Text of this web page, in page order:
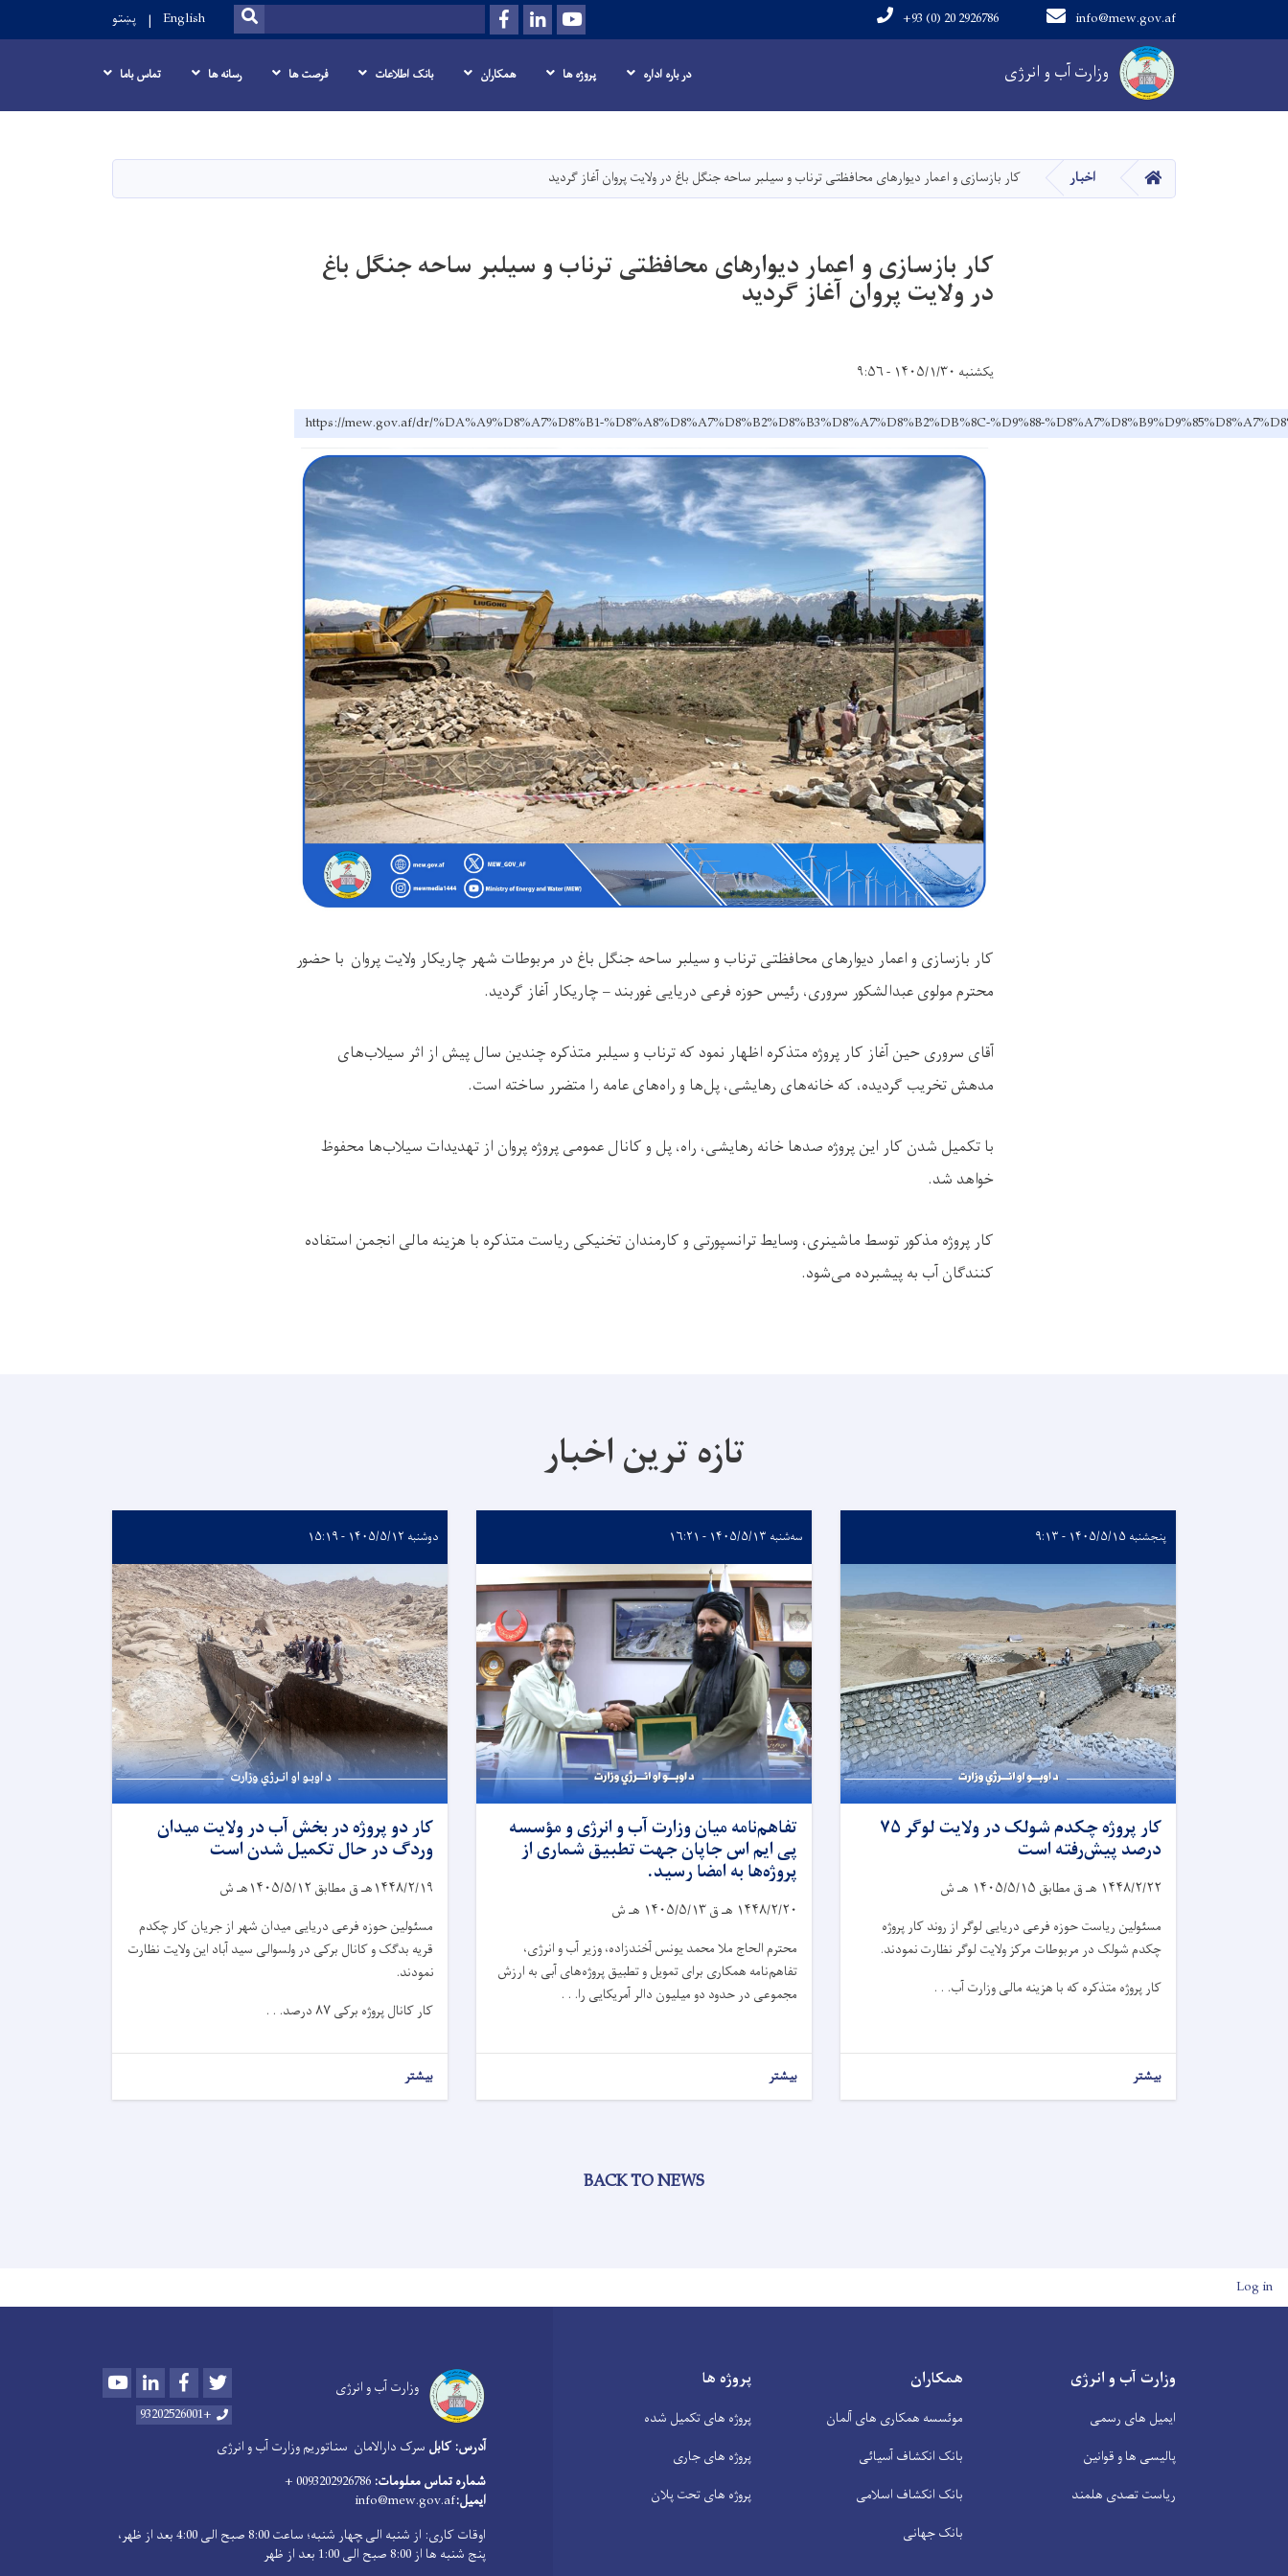
main
content
وزارت آب و انرژی
info@mew.gov.af
+93 (0) 20 2926786
Youtube
LinkedIn
Facebook
Search
SEARCH
English پښتو
Main navigation
در باره اداره پروژه ها همکاران بانک اطلاعات فرصت ها رسانه ها تماس باما
خانه اخبار کار بازسازی و اعمار دیوارهای محافظتی ترناب و سیلبر ساحه جنگل باغ در ولایت پروان آغاز گردید
کار بازسازی و اعمار دیوارهای محافظتی ترناب و سیلبر ساحه جنگل باغ
در ولایت پروان آغاز گردید
یکشنبه ۱۴۰۵/۱/۳۰ - ۹:۵۶
https://mew.gov.af/dr/%DA%A9%D8%A7%D8%B1-%D8%A8%D8%A7%D8%B2%D8%B3%D8%A7%D8%B2%DB%8C-%D9%88-
کار بازسازی و اعمار دیوار‌های محافظتی ترناب و سیلبر ساحه جنگل باغ در مربوطات شهر چاریکار ولایت پروان با حضور
محترم مولوی عبدالشکور سروری، رئیس حوزه فرعی دریایی غوربند – چاریکار آغاز گردید.
آقای سروری حین آغاز کار پروژه متذکره اظهار نمود که ترناب و سیلبر متذکره چندین سال پیش از اثر سیلاب‌های
مدهش تخریب گردیده، که خانه‌های رهایشی، پل‌ها و راه‌های عامه را متضرر ساخته است.
با تکمیل شدن کار این پروژه صدها خانه رهایشی، راه، پل و کانال عمومی پروژه پروان از تهدیدات سیلاب‌ها محفوظ
خواهد شد.
کار پروژه‌ مذکور توسط ماشینری، وسایط ترانسپورتی و کارمندان تخنیکی ریاست متذکره با هزینه مالی انجمن استفاده
کنندگان آب به پیشبرده می‌شود.
تازه ترین اخبار
پنجشنبه ۱۴۰۵/۵/۱۵ - ۹:۱۳
کار پروژه چکدم شولک در ولایت لوگر ۷۵
درصد پیش‌رفته است
۱۴۴۸/۲/۲۲ هـ ق مطابق ۱۴۰۵/۵/۱۵ هـ ش
مسئولین ریاست حوزه فرعی دریایی لوگر از روند کار پروژه
چکدم شولک در مربوطات مرکز ولایت لوگر نظارت نمودند.
کار پروژه متذکره که با هزینه مالی وزارت آب. . .
بیشتر
سه‌شنبه ۱۴۰۵/۵/۱۳ - ۱۶:۲۱
تفاهم‌نامه میان وزارت آب و انرژی و مؤسسه
پی ایم اس جاپان جهت تطبیق شماری از
پروژه‌ها به امضا رسید.
۱۴۴۸/۲/۲۰ هـ ق۱۴۰۵/۵/۱۳ هـ ش
محترم الحاج ملا محمد یونس آخندزاده، وزیر آب و انرژی،
تفاهم‌نامه همکاری برای تمویل و تطبیق پروژه‌های آبی به ارزش
مجموعی در حدود دو میلیون دالر آمریکایی را. . .
بیشتر
دوشنبه ۱۴۰۵/۵/۱۲ - ۱۵:۱۹
کار دو پروژه در بخش آب در ولایت میدان
وردگ در حال تکمیل شدن است
۱۴۴۸/۲/۱۹هـ ق مطابق ۱۴۰۵/۵/۱۲هـ ش
مسئولین حوزه فرعی دریایی میدان شهر از جریان کار چکدم
قریه بدگک و کانال برکی در ولسوالی سید آباد این ولایت نظارت
نمودند.
کار کانال پروژه برکی۸۷درصد. . .
بیشتر
BACK TO NEWS
User account menu
Log in
وزارت آب و انرژی
ایمیل های رسمی
پالیسی ها و قوانین
ریاست تصدی هلمند
همکاران
موئسسه همکاری های آلمان
بانک انکشاف آسیائی
بانک انکشاف اسلامی
بانک جهانی
پروژه ها
پروژه های تکمیل شده
پروژه های جاری
پروژه های تحت پلان
وزارت آب و انرژی YoutubeLinkedInFacebook
+93202526001
آدرس: کابل سرک دارالامان سناتوریم وزارت آب و انرژی
شماره تماس معلومات:
ایمیل:info@mew.gov.af
اوقات کاری: از شنبه الی ‍چهار شنبه؛ ساعت 8:00 صبح الی 4:00 بعد از ظهر،
پنج شنبه ها از 8:00 صبح الی 1:00 بعد از ظهر